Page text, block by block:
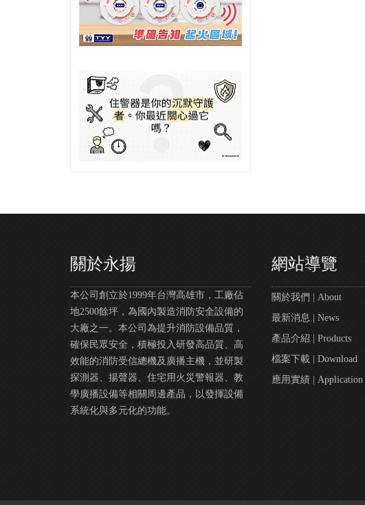
關於永揚
本公司創立於1999年台灣高雄市，工廠佔
地2500餘坪，為國內製造消防安全設備的
大廠之一。本公司為提升消防設備品質，
確保民眾安全，積極投入研發高品質、高
效能的消防受信總機及廣播主機，並研製
探測器、揚聲器、住宅用火災警報器、教
學廣播設備等相關周邊產品，以發揮設備
系統化與多元化的功能。
網站導覽
關於我們 | About
最新消息 | News
產品介紹 | Products
檔案下載 | Download
應用實績 | Application